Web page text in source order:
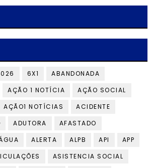
6X1
ABANDONADA
AÇÃO 1 NOTÍCIA
AÇÃO SOCIAL
AÇÃO1 NOTÍCIAS
ACIDENTE
ADUTORA
AFASTADO
ALERTA ALPB API
APP
ASISTENCIA SOCIAL